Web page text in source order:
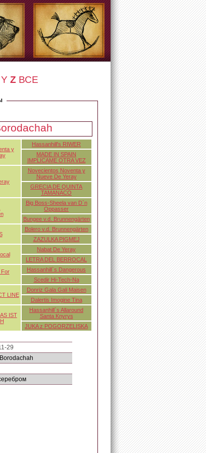
Y Z ВСЕ
y
Hassanhill's RIWER
MADE IN SPAIN
IMPLICAME OTRA VEZ
Novecientos Noventa y
Nueve De Yeray
GRECIA DE QUINTA
TAMANACO
Big Boss-Sheela van D`n
Oppasser
Bungee v.d. Brunnengärten
Bolero v.d. Brunnengärten
ZAZULKA PIGMEJ
Nabat De Yeray
LETRA DEL BERROCAL
For
Hassanhill`s Dangerous
Scedir Hi-Tech-Na
LINE
Donriz Gala Gali Maisen
Dalertis Imogine Tina
IST
Hassanhill`s Allaround
Santa Knyrys
JUKA z POGORZELISKA
29